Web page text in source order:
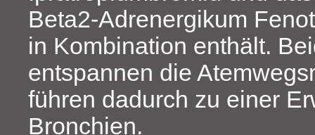
Beta2‑Adrenergikum
in Kombination enthält.
entspannen die
führen dadurch zu einer
Bronchien.